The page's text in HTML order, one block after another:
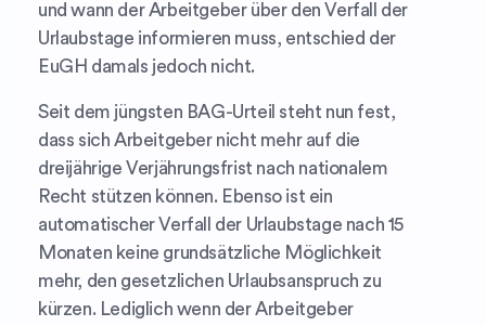
und wann der Arbeitgeber über den Verfall der
Urlaubstage informieren muss, entschied der
EuGH damals jedoch nicht.
Seit dem jüngsten BAG-Urteil steht nun fest,
dass sich Arbeitgeber nicht mehr auf die
dreijährige Verjährungsfrist nach nationalem
Recht stützen können. Ebenso ist ein
automatischer Verfall der Urlaubstage nach 15
Monaten keine grundsätzliche Möglichkeit
mehr, den gesetzlichen Urlaubsanspruch zu
kürzen. Lediglich wenn der Arbeitgeber